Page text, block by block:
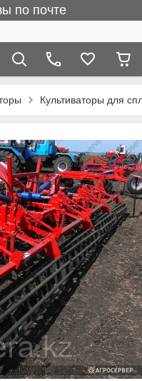
по почте
Культиваторы для